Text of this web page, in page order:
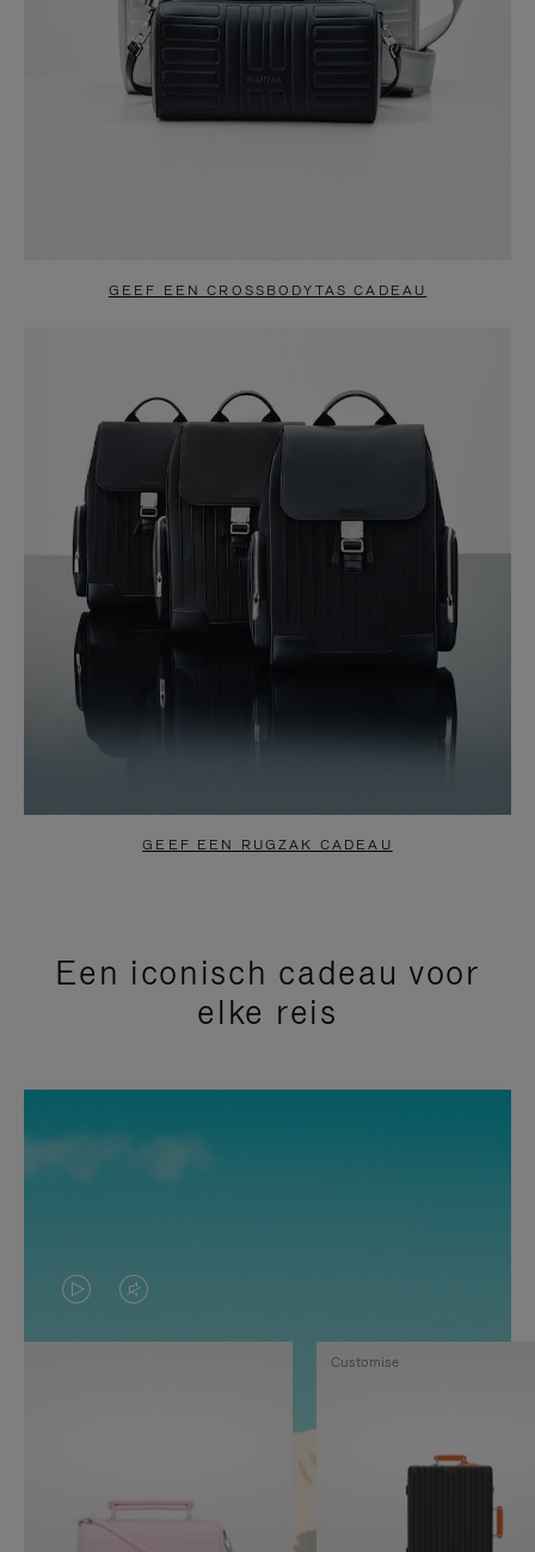
GEEF EEN CROSSBODYTAS CADEAU
GEEF EEN RUGZAK CADEAU
Een iconisch cadeau voor
elke reis
VIDEO
IS
GEPAUZEERD,
OP
HET
GELUID
Customise